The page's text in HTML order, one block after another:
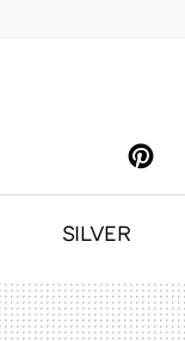
SILVER